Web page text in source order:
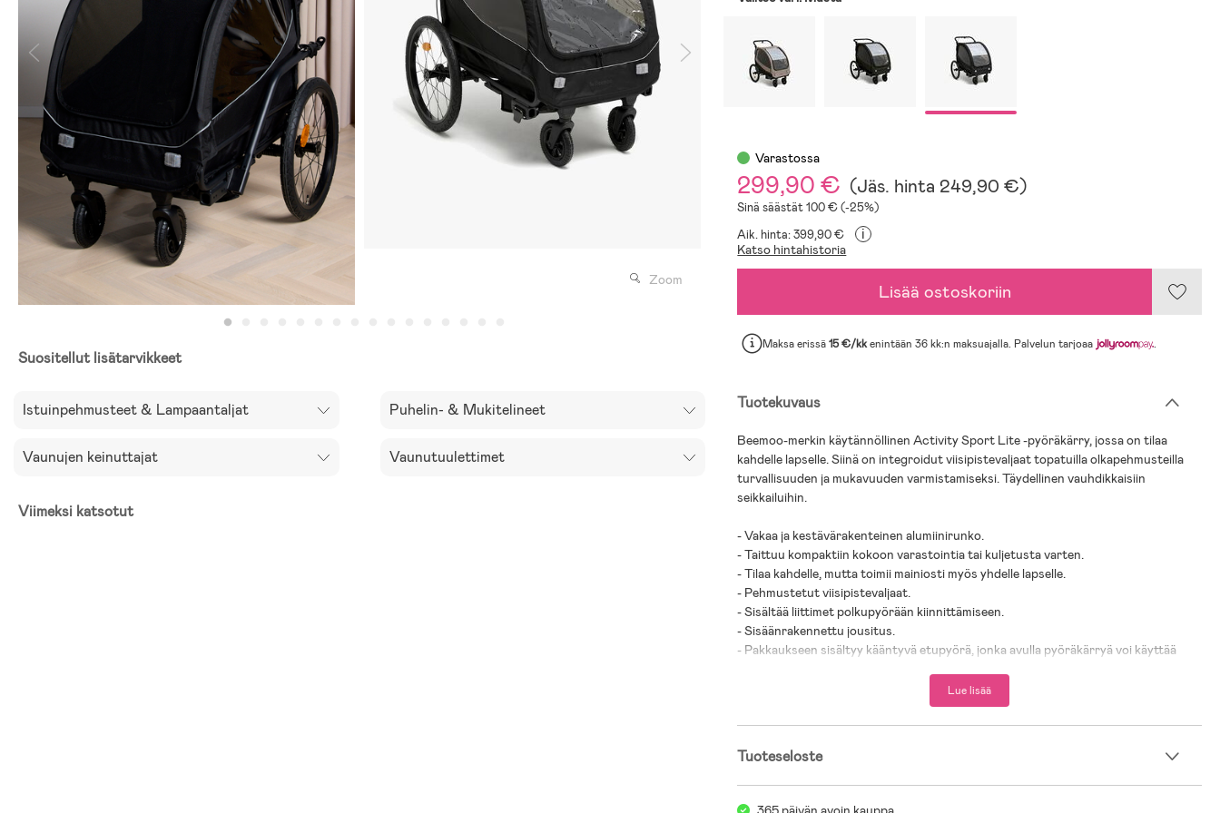
Zoom
Suositellut lisätarvikkeet
Istuinpehmusteet & Lampaantaljat
Vaunujen keinuttajat
Puhelin- & Mukitelineet
Vaunutuulettimet
Viimeksi katsotut
Varastossa
299,90 € (Jäs. hinta 249,90 €)
Sinä säästät 100 € (-25%)
Aik. hinta: 399,90 €
i
Katso hintahistoria
Lisää ostoskoriin
Maksa erissä15 €/kkenintään 36 kk:n maksuajalla. Palvelun tarjoaa .
Tuotekuvaus
Beemoo-merkin käytännöllinen Activity Sport Lite -pyöräkärry, jossa on tilaa
kahdelle lapselle. Siinä on integroidut viisipistevaljaat topatuilla olkapehmusteilla
turvallisuuden ja mukavuuden varmistamiseksi. Täydellinen vauhdikkaisiin
seikkailuihin.
- Vakaa ja kestävärakenteinen alumiinirunko.
- Taittuu kompaktiin kokoon varastointia tai kuljetusta varten.
- Tilaa kahdelle, mutta toimii mainiosti myös yhdelle lapselle.
- Pehmustetut viisipistevaljaat.
- Sisältää liittimet polkupyörään kiinnittämiseen.
- Sisäänrakennettu jousitus.
- Pakkaukseen sisältyy kääntyvä etupyörä, jonka avulla pyöräkärryä voi käyttää
- Säädettävä työntöaisa.
- Useita ikkunoita.
- Sisältää heijastimet.
- Mukana turvaviiri.
Lue lisää
Tuoteseloste